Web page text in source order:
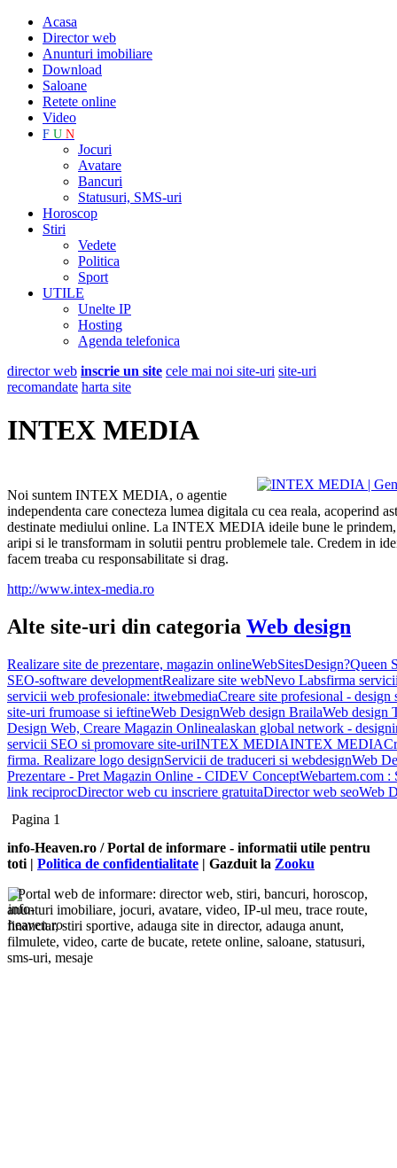
Acasa
Director web
Anunturi imobiliare
Download
Saloane
Retete online
Video
F U N
Jocuri
Avatare
Bancuri
Statusuri, SMS-uri
Horoscop
Stiri
Vedete
Politica
Sport
UTILE
Unelte IP
Hosting
Agenda telefonica
director web inscrie un site cele mai noi site-uri site-uri
recomandate harta site
INTEX MEDIA
Noi suntem INTEX MEDIA, o agentie
independenta care conecteza lumea digitala cu cea reala, acoperind
destinate mediului online. La INTEX MEDIA ideile bune le prindem,
aripi si le transformam in solutii pentru problemele tale. Credem in
facem treaba cu responsabilitate si drag.
http://www.intex-media.ro
Alte site-uri din categoria Web design
Realizare site de prezentare, magazin onlineWebSitesDesign?Queen
SEO-software developmentRealizare site webNevo Labsfirma
servicii web profesionale: itwebmediaCreare site profesional - design
site-uri frumoase si ieftineWeb DesignWeb design BrailaWeb design
Design Web, Creare Magazin Onlinealaskan global network -
servicii SEO si promovare site-uriINTEX MEDIAINTEX MEDIA
firma. Realizare logo designServicii de traduceri si webdesignWeb
Prezentare - Pret Magazin Online - CIDEV ConceptWebartem.com :
link reciprocDirector web cu inscriere gratuitaDirector web seoWeb
Pagina 1
info-Heaven.ro / Portal de informare - informatii utile pentru
toti | Politica de confidentialitate | Gazduit la Zooku
Portal web de informare: director web, stiri, bancuri, horoscop,
anunturi imobiliare, jocuri, avatare, video, IP-ul meu, trace route,
financiar, stiri sportive, adauga site in director, adauga anunt,
filmulete, video, carte de bucate, retete online, saloane, statusuri,
sms-uri, mesaje